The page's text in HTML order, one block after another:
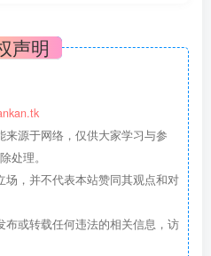
声明
源于网络，仅供大家学习与参
处理。
场，并不代表本站赞同其观点和对
布或转载任何违法的相关信息，访